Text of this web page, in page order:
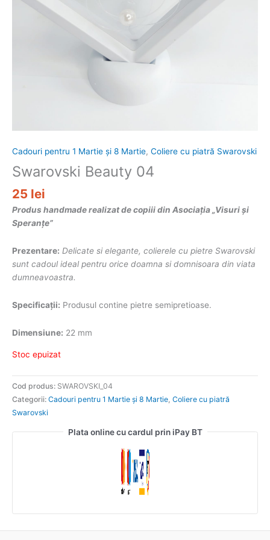
Cadouri pentru 1 Martie și 8 Martie, Coliere cu piatră Swarovski
Swarovski Beauty 04
25 lei
Produs handmade realizat de copiii din Asociația „Visuri și
Speranțe”
Prezentare: Delicate si elegante, colierele cu pietre Swarovski
sunt cadoul ideal pentru orice doamna si domnisoara din viata
dumneavoastra.
Specificații: Produsul contine pietre semipretioase.
Dimensiune: 22 mm
Stoc epuizat
Cod produs: SWAROVSKI_04
Categorii: Cadouri pentru 1 Martie și 8 Martie Coliere cu piatră
Swarovski
Plata online cu cardul prin iPay BT